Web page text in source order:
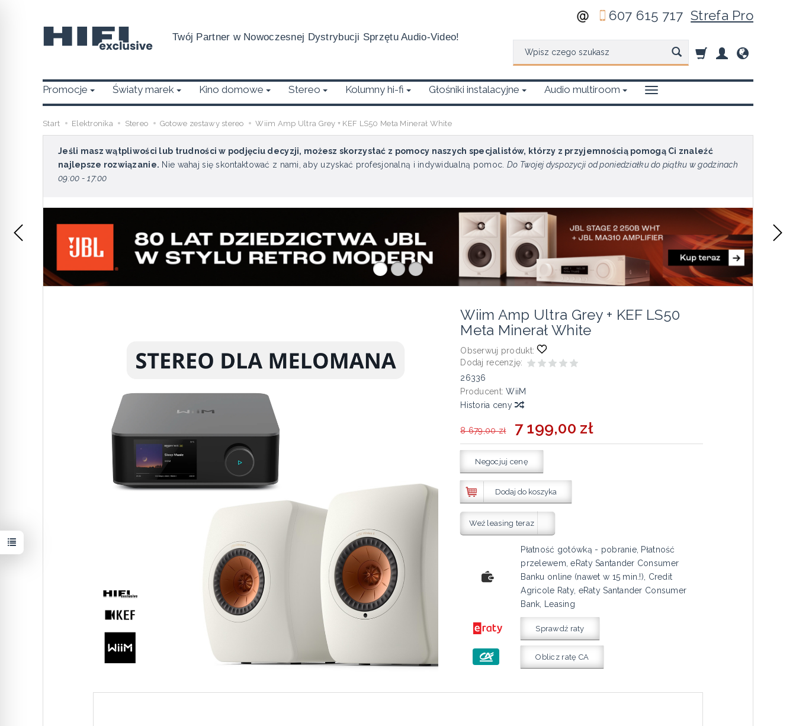
Twój Partner w Nowoczesnej Dystrybucji Sprzętu Audio-Video!
607 615 717Strefa Pro
Promocje Światy marek Kino domowe Stereo Kolumny hi-fi Głośniki instalacyjne Audio multiroom
Start Elektronika Stereo Gotowe zestawy stereo Wiim Amp Ultra Grey + KEF LS50 Meta Minerał White
Jeśli masz wątpliwości lub trudności w podjęciu decyzji, możesz skorzystać z pomocy naszych specjalistów, którzy z przyjemnością pomogą Ci znaleźć
najlepsze rozwiązanie. Nie wahaj się skontaktować z nami, aby uzyskać profesjonalną i indywidualną pomoc. Do Twojej dyspozycji od poniedziałku do piątku w godzinach
09:00 - 17:00
Wiim Amp Ultra Grey + KEF LS50
Meta Minerał White
Obserwuj produkt:
Dodaj recenzję:
26336
Producent: WiiM
Historia ceny
8 679,00 zł 7 199,00 zł
Negocjuj cenę
Dodaj do koszyka
Weź leasing teraz
Płatność gotówką - pobranie, Płatność
przelewem, eRaty Santander Consumer
Banku online (nawet w 15 min.!), Credit
Agricole Raty, eRaty Santander Consumer
Bank, Leasing
Sprawdź raty
Oblicz ratę CA